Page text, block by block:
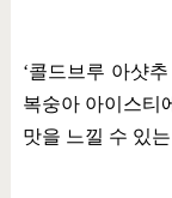
‘콜드브루 아샷추
복숭아 아이스티
맛을 느낄 수 있